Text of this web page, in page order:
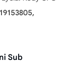
Sub